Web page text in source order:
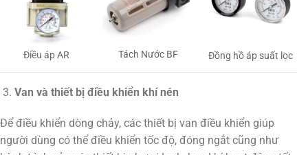
Điều áp AR Tách Nước BF Đồng hồ áp suất lọc
Van và thiết bị điều khiển khí nén
Để điều khiển dòng chảy, các thiết bị van điều khiển giúp
người dùng có thể điều khiển tốc độ, đóng ngắt cũng như